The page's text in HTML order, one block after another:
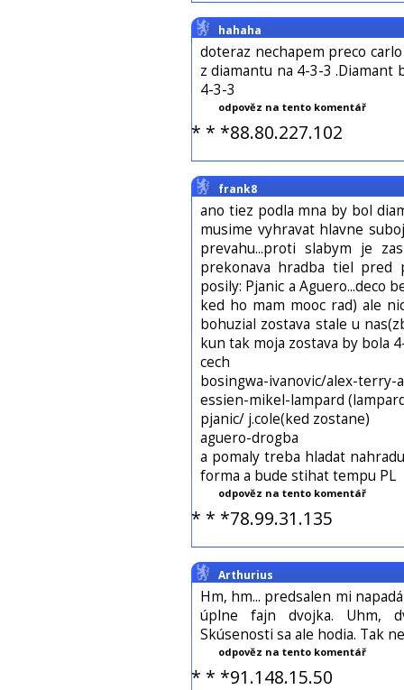
hahaha
doteraz nechapem preco
z diamantu na 4-3-3 .Diamant
4-3-3
odpověz na tento komentář
* * *88.80.227.102
frank8
ano tiez podla mna by bol
musime vyhravat hlavne
prevahu...proti slabym je
prekonava hradba tiel pred
posily: Pjanic a Aguero...deco
ked ho mam mooc rad) ale
bohuzial zostava stale u
kun tak moja zostava by bola
cech
bosingwa-ivanovic/alex-terry-
essien-mikel-lampard
pjanic/ j.cole(ked zostane)
aguero-drogba
a pomaly treba hladat
forma a bude stihat tempu PL
odpověz na tento komentář
* * *78.99.31.135
Arthurius
Hm, hm... predsalen mi
úplne fajn dvojka. Uhm,
Skúsenosti sa ale hodia. Tak
odpověz na tento komentář
* * *91.148.15.50